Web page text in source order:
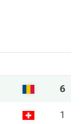
6
1